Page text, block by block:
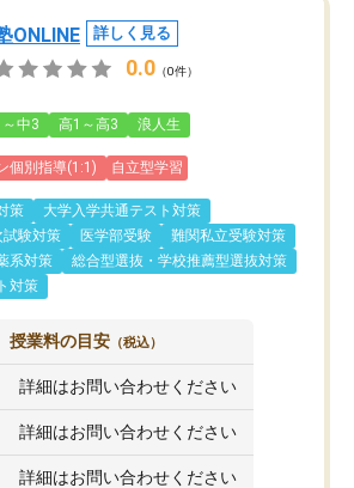
ONLINE 詳しく見る
0.0 （0件）
中3 高1～高3 浪人生
個別指導(1:1) 自立型学習
策
大学入学共通テスト対策
試験対策
医学部受験
難関私立受験対策
系対策
総合型選抜・学校推薦型選抜対策
対策
授業料の目安 （税込）
詳細はお問い合わせください
詳細はお問い合わせください
詳細はお問い合わせください